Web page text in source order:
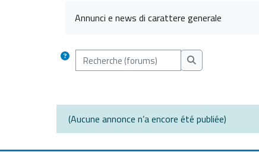
Annunci e news di carattere generale
Recherche (forums)
Recherche (forums)
(Aucune annonce n’a encore été publiée)